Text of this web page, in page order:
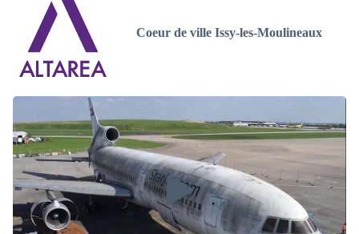
Coeur de ville Issy-les-Moulineaux